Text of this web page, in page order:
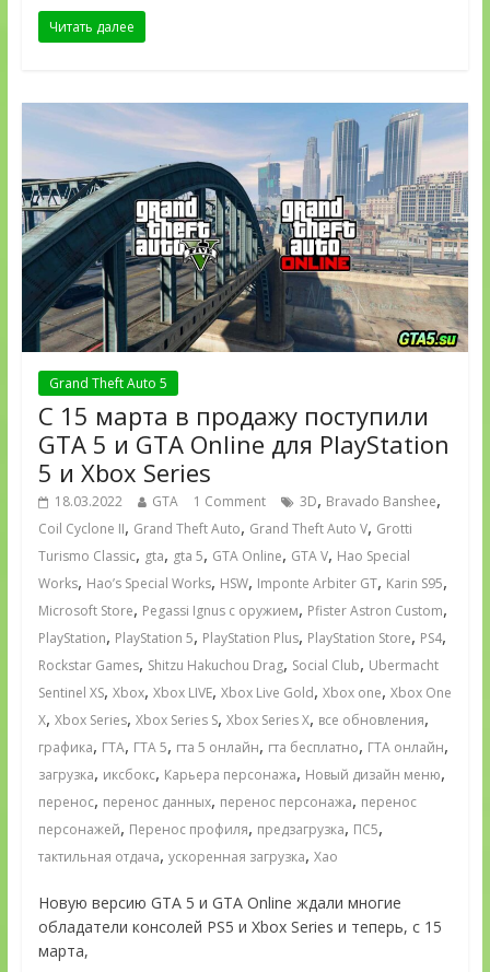
Читать далее
Grand Theft Auto 5
С 15 марта в продажу поступили
GTA 5 и GTA Online для PlayStation
5 и Xbox Series
18.03.2022 GTA 1 Comment 3D, Bravado Banshee,
Coil Cyclone II, Grand Theft Auto, Grand Theft Auto V, Grotti
Turismo Classic, gta, gta 5, GTA Online, GTA V, Hao Special
Works, Hao’s Special Works, HSW, Imponte Arbiter GT, Karin S95,
Microsoft Store, Pegassi Ignus с оружием, Pfister Astron Custom,
PlayStation, PlayStation 5, PlayStation Plus, PlayStation Store, PS4,
Rockstar Games, Shitzu Hakuchou Drag, Social Club, Ubermacht
Sentinel XS, Xbox, Xbox LIVE, Xbox Live Gold, Xbox one, Xbox One
X, Xbox Series, Xbox Series S, Xbox Series X, все обновления,
графика, ГТА, ГТА 5, гта 5 онлайн, гта бесплатно, ГТА онлайн,
загрузка, иксбокс, Карьера персонажа, Новый дизайн меню,
перенос, перенос данных, перенос персонажа, перенос
персонажей, Перенос профиля, предзагрузка, ПС5,
тактильная отдача, ускоренная загрузка, Хао
Новую версию GTA 5 и GTA Online ждали многие
обладатели консолей PS5 и Xbox Series и теперь, с 15
марта,